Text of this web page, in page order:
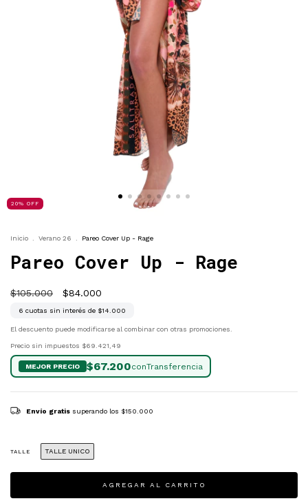
20% OFF
Inicio Verano 26 Pareo Cover Up - Rage
Pareo Cover Up - Rage
$105.000 $84.000
6 cuotas sin interés de $14.000
El descuento puede modificarse al combinar con otras promociones.
Precio sin impuestos $69.421,49
$67.200con
Envío gratis superando los $150.000
TALLE TALLE UNICO